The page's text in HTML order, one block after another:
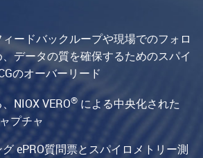
ードバックループや現場でのフォロ
データの質を確保するためのスパイ
のオーバーリード
NIOX VERO® による中央化された
プチャ
ePRO質問票とスパイロメトリー測